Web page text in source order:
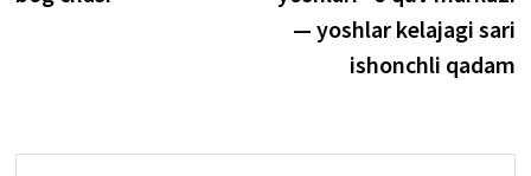
— yoshlar kelajagi sari
ishonchli qadam